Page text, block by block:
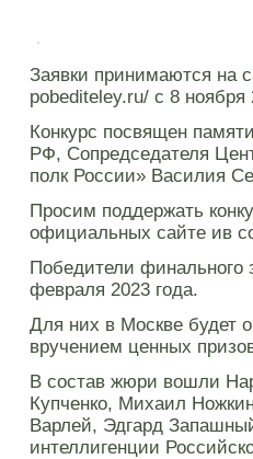
Заявки принимаются на
pobediteley.ru/ с 8 ноября
Конкурс посвящен
РФ, Сопредседателя
полк России» Василия
Просим поддержать
официальных сайте ив
Победители финального
февраля 2023 года.
Для них в Москве будет
вручением ценных
В состав жюри вошли
Купченко, Михаил
Варлей, Эдгард
интеллигенции